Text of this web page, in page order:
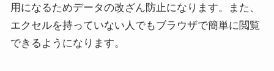
用になるためデータの改ざん防止になります。また、
エクセルを持っていない人でもブラウザで簡単に閲覧
できるようになります。